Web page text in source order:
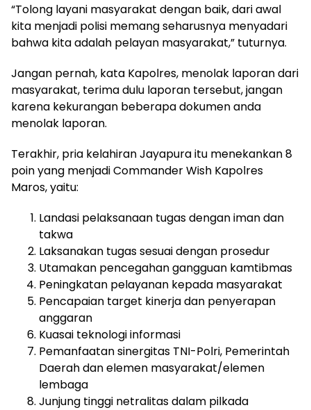
“Tolong layani masyarakat dengan baik, dari awal
kita menjadi polisi memang seharusnya menyadari
bahwa kita adalah pelayan masyarakat,” tuturnya.
Jangan pernah, kata Kapolres, menolak laporan dari
masyarakat, terima dulu laporan tersebut, jangan
karena kekurangan beberapa dokumen anda
menolak laporan.
Terakhir, pria kelahiran Jayapura itu menekankan 8
poin yang menjadi Commander Wish Kapolres
Maros, yaitu:
Landasi pelaksanaan tugas dengan iman dan
takwa
Laksanakan tugas sesuai dengan prosedur
Utamakan pencegahan gangguan kamtibmas
Peningkatan pelayanan kepada masyarakat
Pencapaian target kinerja dan penyerapan
anggaran
Kuasai teknologi informasi
Pemanfaatan sinergitas TNI-Polri, Pemerintah
Daerah dan elemen masyarakat/elemen
lembaga
Junjung tinggi netralitas dalam pilkada